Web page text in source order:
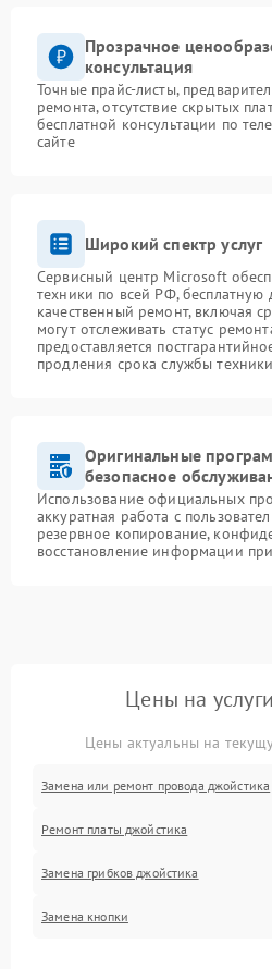
Прозрачное
консультация
Точные прайс-листы,
ремонта, отсутствие скрытых
бесплатной консультации по
сайте
Широкий спектр услуг
Сервисный центр Microsoft
техники по всей РФ, бесплатную
качественный ремонт, включая
могут отслеживать статус
предоставляется
продления срока службы техники
Оригинальные
безопасное
Использование официальных
аккуратная работа с
резервное копирование,
восстановление информации
Цены на
Цены актуальны на
Замена или ремонт провода джойстика
Ремонт платы джойстика
Замена грибков джойстика
Замена кнопки